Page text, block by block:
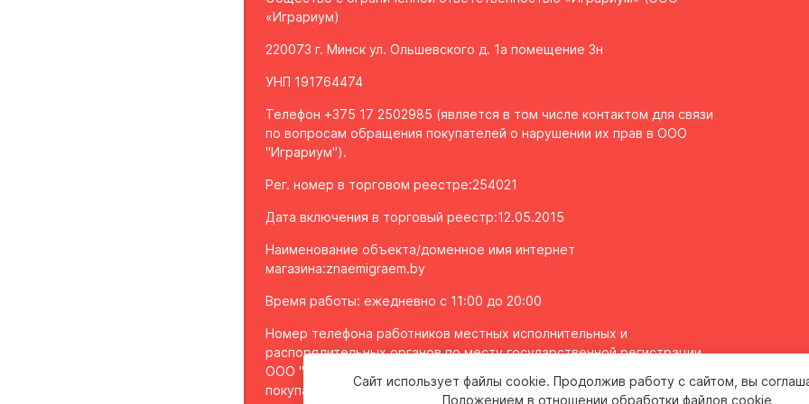
«Играриум)
220073 г. Минск ул. Ольшевского д. 1а помещение 3н
УНП 191764474
Телефон +375 17 2502985 (является в том числе контактом для связи
по вопросам обращения покупателей о нарушении их прав в ООО
"Играриум").
Рег. номер в торговом реестре:254021
Дата включения в торговый реестр:12.05.2015
Наименование объекта/доменное имя интернет
магазина:znaemigraem.by
Время работы: ежедневно с 11:00 до 20:00
Номер телефона работников местных исполнительных и
распорядительных органов по месту государственной регистрации
ООО "Играриум", уполномоченных рассматривать обращения
покупателей - 8 017 2043106
Сайт использует файлы cookie. Продолжив работу с сайтом, вы
Положением в отношении обработки файлов cookie